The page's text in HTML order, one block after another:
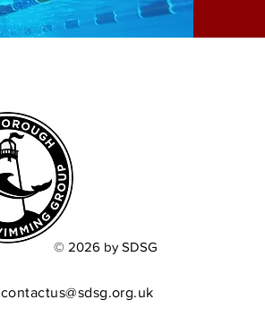
© 2026 by SDSG
contactus@sdsg.org.uk